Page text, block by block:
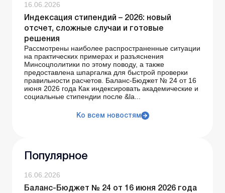
16.06.2026
Индексация стипендий – 2026: новый
отсчет, сложные случаи и готовые
решения
Рассмотрены наиболее распространенные ситуации
на практических примерах и разъяснения
Минсоцполитики по этому поводу, а также
предоставлена шпаргалка для быстрой проверки
правильности расчетов. Баланс-Бюджет № 24 от 16
июня 2026 года Как индексировать академические и
социальные стипендии после &la...
Ко всем новостям
Популярное
16.06.2026
Баланс-Бюджет № 24 от 16 июня 2026 года